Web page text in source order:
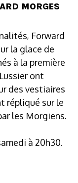
MORGES
Forward
la glace de
à la première
ont
des vestiaires
répliqué sur le
les Morgiens.
à 20h30.